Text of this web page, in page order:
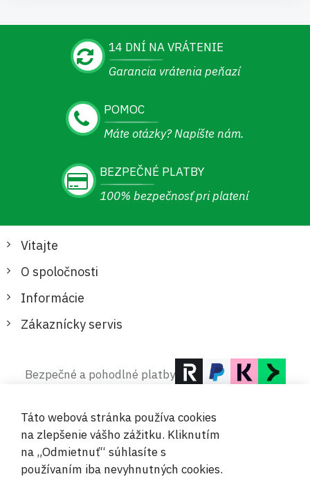
14 DNÍ NA VRÁTENIE
Garancia vrátenia peňazí
POMOC
Máte otázky? Napíšte nám.
BEZPEČNÉ PLATBY
100% bezpečnosť pri platení
Vitajte
O spoločnosti
Informácie
Zákaznícky servis
Bezpečné a pohodlné platby
© 2019-2026 Megamix s.r.o.
Táto webová stránka používa cookies
na zlepšenie vášho zážitku. Kliknutím
na „Odmietnuť“ súhlasíte s
používaním iba nevyhnutných cookies.